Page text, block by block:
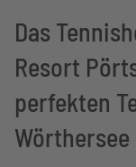
Das
Resort
perfekten